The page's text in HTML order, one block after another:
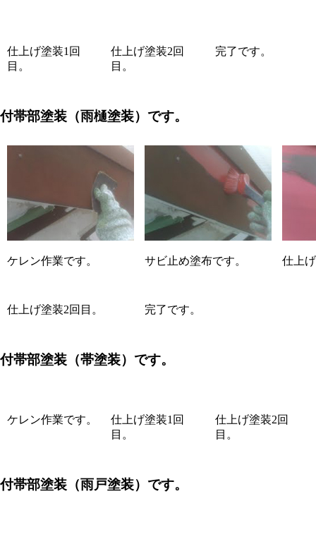
仕上げ塗装1回
目。
仕上げ塗装2回
目。
完了です。
付帯部塗装（雨樋塗装）です。
ケレン作業です。 サビ止め塗布です。 仕上
仕上げ塗装2回目。 完了です。
付帯部塗装（帯塗装）です。
ケレン作業です。
仕上げ塗装1回
目。
仕上げ塗装2回
目。
付帯部塗装（雨戸塗装）です。